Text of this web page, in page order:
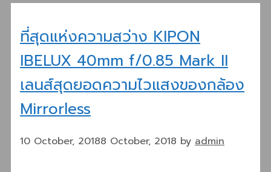
ที่สุดแห่งความสว่าง KIPON
IBELUX 40mm f/0.85 Mark II
เลนส์สุดยอดความไวแสงของกล้อง
Mirrorless
10 October, 20188 October, 2018 by admin